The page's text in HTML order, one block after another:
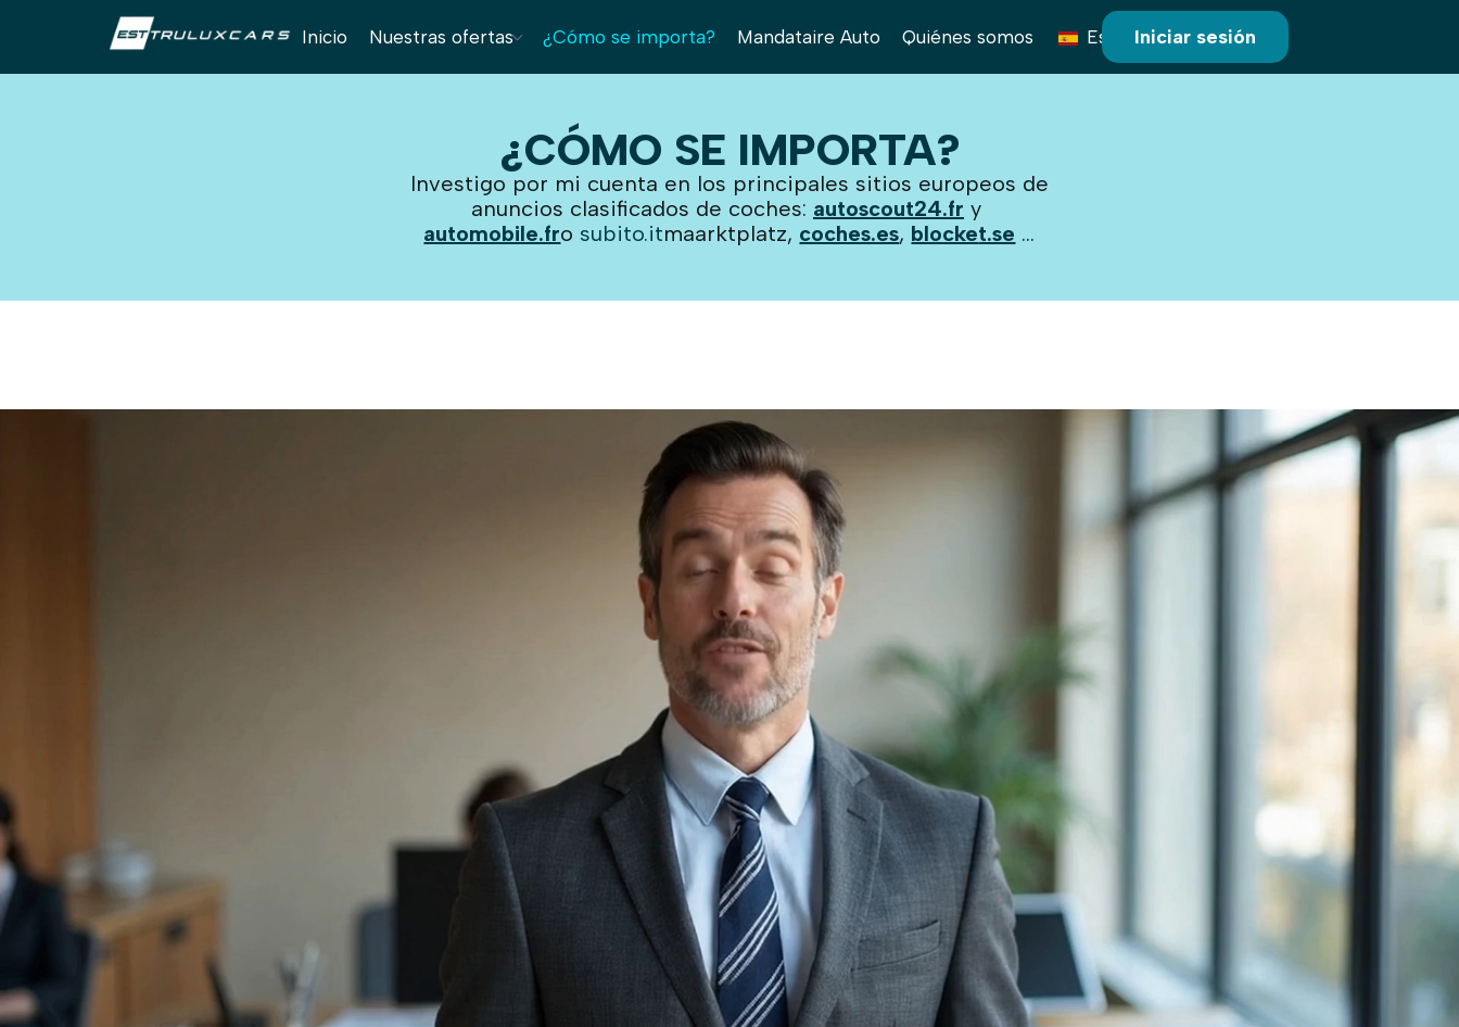
Inicio Nuestras ofertas ¿Cómo se importa? Mandataire Auto Quiénes somos EspañolIniciar sesión
¿CÓMO SE IMPORTA?
Investigo por mi cuenta en los principales sitios europeos de
anuncios clasificados de coches: autoscout24.fr y
automobile.fro subito.itmaarktplatz, coches.es, blocket.se ...